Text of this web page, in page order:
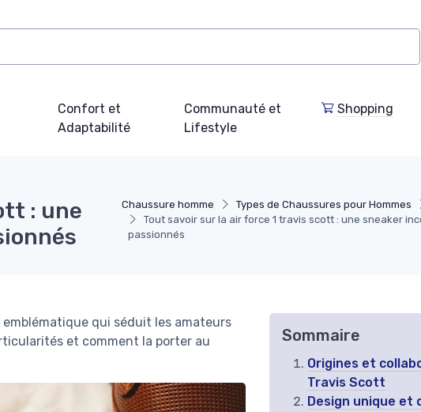
Confort et
Adaptabilité
Communauté et
Lifestyle
Shopping
Chaussure homme Types de Chaussures pour Hommes
Tout savoir sur la air force 1 travis scott : une sneaker
passionnés
: une
qui séduit les amateurs
et comment la porter au
Sommaire
Origines et
Travis Scott
Design unique et